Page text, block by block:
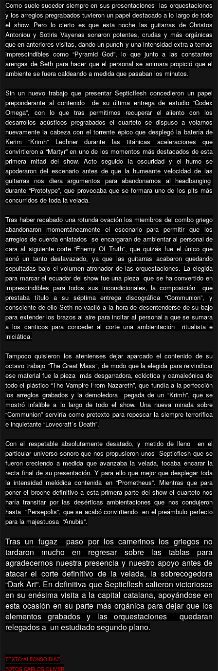
Como suele suceder siempre en sus presentaciones las orquestaciones
y los arreglos pregrabados tuvieron un papel destacado a lo largo de todo
el show. Pero lo cierto es que esta noche las guitarras de Christos
Antoniou y Sotiris Vayenas sonaron potentes, crudas y más orgánicas
que en anteriores visitas, dando un punch y una intensidad extra a temas
imprescindibles como “Pyramid God”, lo que junto a las constantes
arengas de Seth para hacer que el personal se animara propició que el
ambiente se fuera caldeando a medida que pasaban los minutos.
Sin un nuevo trabajo que presentar Septicflesh concedieron un papel
preponderante al contenido
de su última entrega de estudio “Codex
Omega”, con lo que tras permitirnos recuperar el aliento con los
desarrollos acústicos pregrabados el cuarteto se dispuso a volarnos
nuevamente la cabeza con el torrente épico que desplegó la batería de
Kerim “Krimh” Lechner durante las titánicas aceleraciones que
convirtieron a “Martyr” en uno de los momentos más destacados de esta
primera mitad del show. Acto seguido la oscuridad y el humo se
apoderaron del escenario antes de que la humeante velocidad de las
guitarras nos diera argumentos para abandonarnos al headbanging
durante “Prototype”, que provocaba que se formara uno de los pits más
concurridos de toda la velada.
Tras haber recabado una rotunda ovación los miembros del combo griego
abandonaron momentáneamente el escenario para permitir que los
arreglos de cuerda enlatados se encargaran de ambientar al personal de
cara al siguiente corte “Enemy Of Truth”, que quizás fue el único que
sonó un tanto deslavazado, ya que las guitarras acabaron quedando
sepultadas bajo el volumen atronador de las orquestaciones. La elegida
para marcar el ecuador del show fue una pieza que se ha convertido en
imprescindibles para todos sus incondicionales, la composición
que
prestaba título a su séptima entrega discográfica “Communion”, y
consciente de ello Seth no vaciló a la hora de desentenderse de su bajo
para extender los brazos al aire para incitar al personal a que se sumara
a los canticos para conceder al corte una ambientación
ritualista e
iniciática.
Tampoco quisieron los atenienses dejar aparcado el contenido de su
octavo trabajo “The Great Mass”, de modo que la elegida para reivindicar
ese material fue la pieza más desgarradora, ecléctica y camaleónica de
todo el plástico “The Vampire From Nazareth”, que fundía a la perfección
los arreglos grabados y la demoledora
pegada de un “Krimh”, que se
mostró infalible a lo largo de todo el show. Una nueva mirada sobre
“Communion” serviría como pretexto para repescar la siempre terrorífica
e inquietante “Lovecraft´s Death”.
Con el respetable absolutamente desatado, y metido de lleno
en el
particular universo sonoro que nos propusieron unos Septicflesh que se
fueron creciendo a medida que avanzaba la velada, tocaba encarar la
recta final de su presentación. Y para ello que mejor que desplegar toda
la intensidad melódica contenida en “Prometheus”. Mientras que para
poner el broche definitivo a esta primera parte del show el cuarteto nos
haría transitar por las desérticas ambientaciones que nos condujeron
hasta “Persepolis”, que se acabó convirtiendo en el preámbulo perfecto
para la majestuosa “Anubis”.
Tras un fugaz paso por los camerinos los griegos no
tardaron mucho en regresar sobre las tablas para
agradecernos nuestra presencia y nuestro apoyo antes de
atacar el corte definitivo de la velada, la sobrecogedora
“Dark Art”. En definitiva que Septicflesh salieron victoriosos
en su enésima visita a la capital catalana, apoyándose en
esta ocasión en su parte más orgánica para dejar que los
elementos grabados y las orquestaciones quedaran
relegados a un estudiado segundo plano.
TEXTO:ALFONSO DIAZ
FOTOS:CARLOS OLIVER